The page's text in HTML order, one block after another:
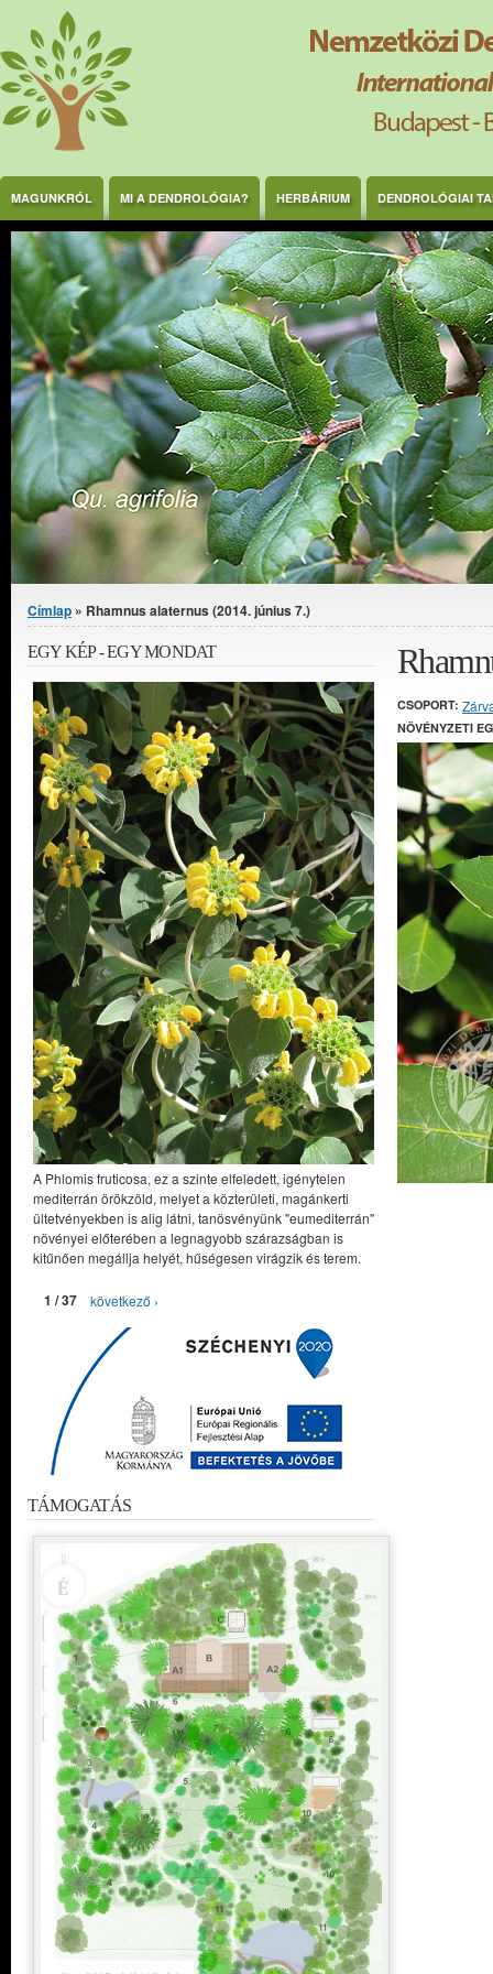
Ugrás a tartalomra
MAGUNKRÓL MI A DENDROLÓGIA? HERBÁRIUM DENDROLÓGIAI
Jelenlegi hely
Címlap » Rhamnus alaternus (2014. június 7.)
CSOPORT:
NÖVÉNYZETI
EGY KÉP - EGY MONDAT
A Phlomis fruticosa, ez a szinte elfeledett, igénytelen
mediterrán örökzöld, melyet a közterületi, magánkerti
ültetvényekben is alig látni, tanösvényünk "eumediterrán"
növényei előterében a legnagyobb szárazságban is
kitűnően megállja helyét, hűségesen virágzik és terem.
1 / 37 következő ›
TÁMOGATÁS